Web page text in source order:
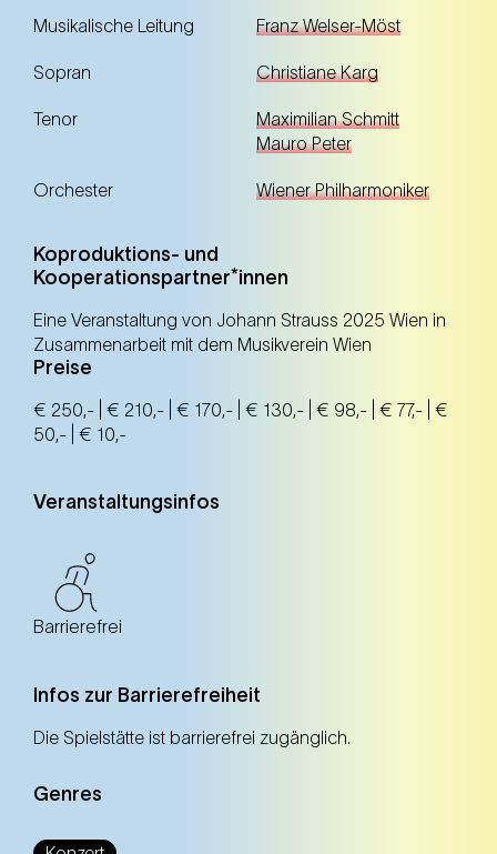
Musikalische Leitung Franz Welser-Möst
Sopran Christiane Karg
Tenor
Maximilian Schmitt
Mauro Peter
Orchester Wiener Philharmoniker
Koproduktions- und
Kooperationspartner*innen
Eine Veranstaltung von Johann Strauss 2025 Wien in
Zusammenarbeit mit dem Musikverein Wien
Preise
€ 250,- | € 210,- | € 170,- | € 130,- | € 98,- | € 77,- | €
50,- | € 10,-
Veranstaltungsinfos
Barrierefrei
Infos zur Barrierefreiheit
Die Spielstätte ist barrierefrei zugänglich.
Genres